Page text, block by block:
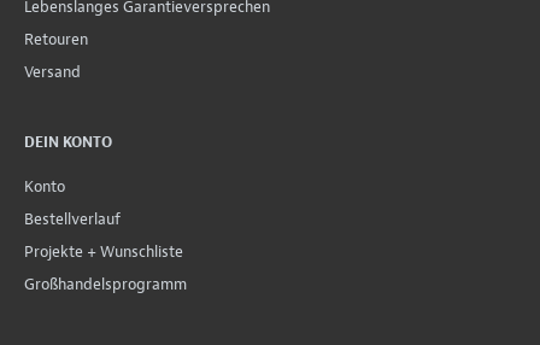
Lebenslanges Garantieversprechen
Retouren
Versand
DEIN KONTO
Konto
Bestellverlauf
Projekte + Wunschliste
Großhandelsprogramm